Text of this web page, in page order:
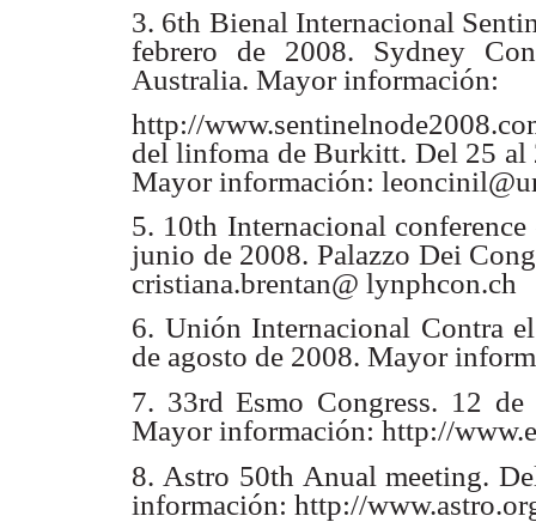
3. 6th Bienal Internacional
febrero de 2008. Sydney
Australia. Mayor información:
http://
dellinfoma de Burkitt. Del 25 al
Mayor información:
5. 10th Internacional
junio de 2008. Palazzo Dei
cristiana.brentan@ lynphcon.ch
6. Unión Internacional Contra
de agosto de 2008. Mayor
7. 33rd Esmo Congress. 12
Mayor información: http://
8. Astro 50th Anual meeting.
información: http://